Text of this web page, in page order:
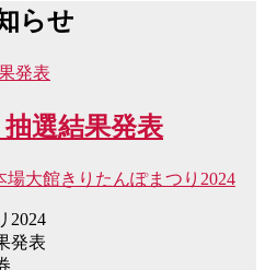
らせ
選結果発表
場大館きりたんぽまつり2024
2024
発表